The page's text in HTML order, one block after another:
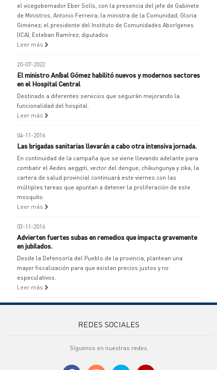
el vicegobernador Eber Solís, con la presencia del jefe de Gabinete
de Ministros, Antonio Ferreira; la ministra de la Comunidad, Gloria
Giménez; el presidente del Instituto de Comunidades Aborígenes
(ICA), Esteban Ramírez; diputados
Leer más
20-07-2022
El ministro Aníbal Gómez habilitó nuevos y modernos sectores
en el Hospital Central
Destinado a diferentes servicios que seguirán mejorando la
funcionalidad del hospital.
Leer más
04-11-2016
Las brigadas sanitarias llevarán a cabo otra intensiva jornada.
En continuidad de la campaña que se viene llevando adelante para
combatir el Aedes aegypti, vector del dengue, chikungunya y zika, la
cartera de salud provincial continuará este viernes con las
múltiples tareas que apuntan a detener la proliferación de este
mosquito.
Leer más
03-11-2016
Advierten fuertes subas en remedios que impacta gravemente
en jubilados.
Desde la Defensoría del Pueblo de la provincia, plantean una
mayor fiscalización para que existan precios justos y no
especulativos.
Leer más
REDES SOCIALES
Síguenos en nuestras redes